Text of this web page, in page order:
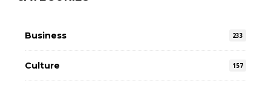
Business 233
Culture 157